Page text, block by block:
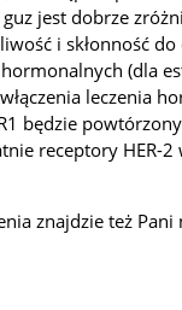
jest dobrze
i skłonność
(dla
leczenia
będzie
receptory HER-2
znajdzie też